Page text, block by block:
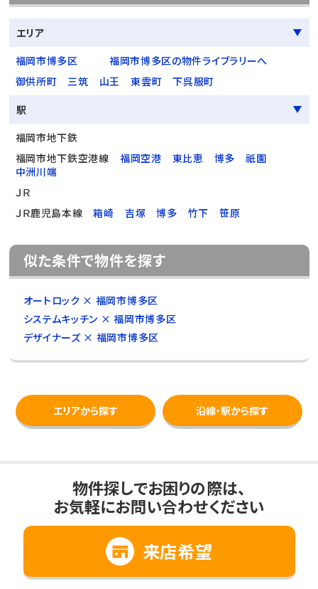
エリア
福岡市博多区
福岡市博多区の物件ライブラリーへ
御供所町
三筑 山王 東雲町
下呉服町
駅
福岡市地下鉄
福岡市地下鉄空港線
福岡空港 東比恵 博多
祇園
中洲川端
ＪＲ
ＪＲ鹿児島本線
箱崎 吉塚 博多 竹下 笹原
似た条件で物件を探す
オートロック × 福岡市博多区
システムキッチン × 福岡市博多区
デザイナーズ × 福岡市博多区
エリアから探す 沿線・駅から探す
物件探しでお困りの際は、
お気軽にお問い合わせください
来店希望